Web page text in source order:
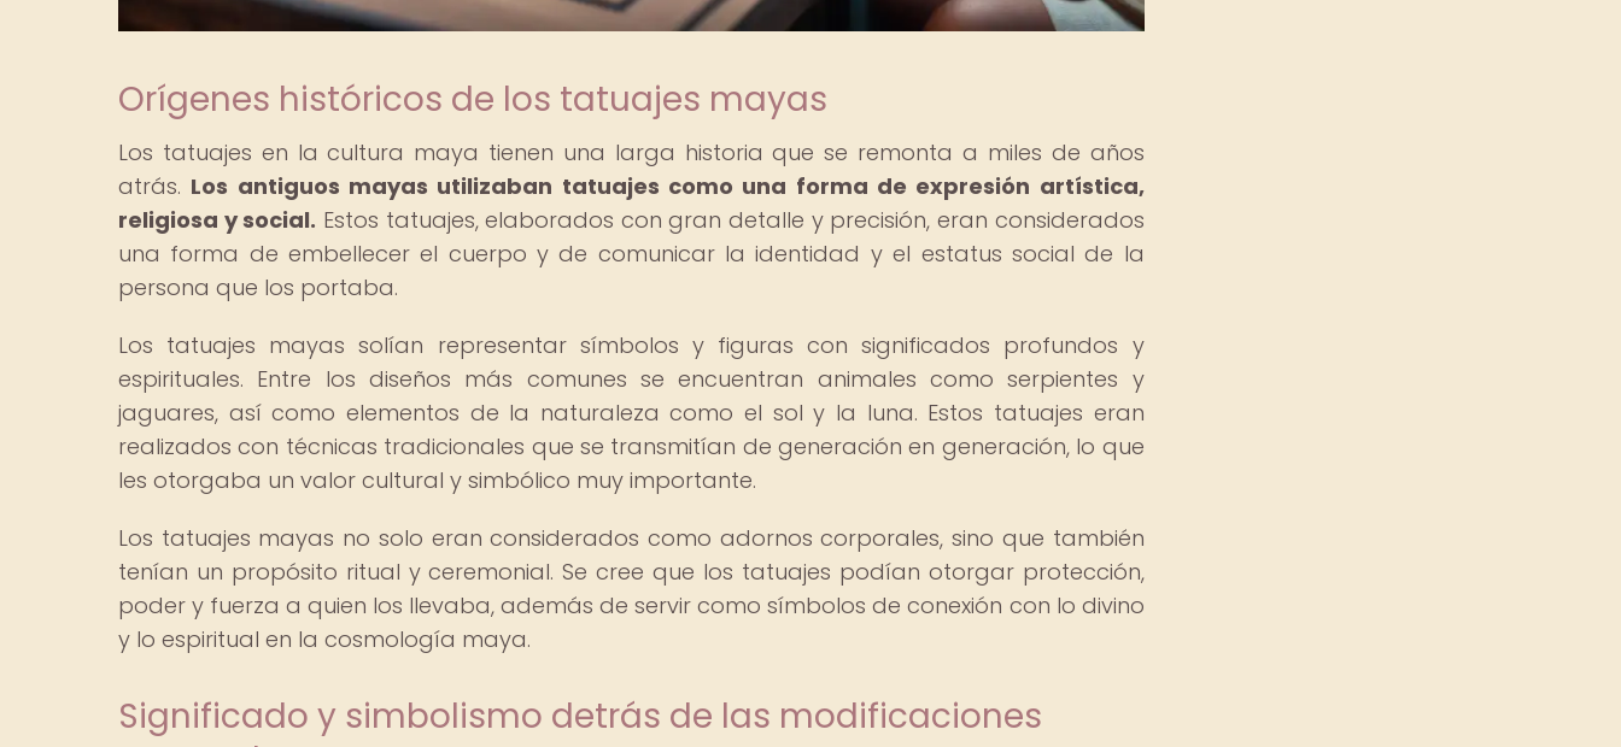
Orígenes históricos de los tatuajes mayas
Los tatuajes en la cultura maya tienen una larga historia que se remonta a miles de años
atrás. Los antiguos mayas utilizaban tatuajes como una forma de expresión artística,
religiosa y social. Estos tatuajes, elaborados con gran detalle y precisión, eran considerados
una forma de embellecer el cuerpo y de comunicar la identidad y el estatus social de la
persona que los portaba.
Los tatuajes mayas solían representar símbolos y figuras con significados profundos y
espirituales. Entre los diseños más comunes se encuentran animales como serpientes y
jaguares, así como elementos de la naturaleza como el sol y la luna. Estos tatuajes eran
realizados con técnicas tradicionales que se transmitían de generación en generación, lo que
les otorgaba un valor cultural y simbólico muy importante.
Los tatuajes mayas no solo eran considerados como adornos corporales, sino que también
tenían un propósito ritual y ceremonial. Se cree que los tatuajes podían otorgar protección,
poder y fuerza a quien los llevaba, además de servir como símbolos de conexión con lo divino
y lo espiritual en la cosmología maya.
Significado y simbolismo detrás de las modificaciones